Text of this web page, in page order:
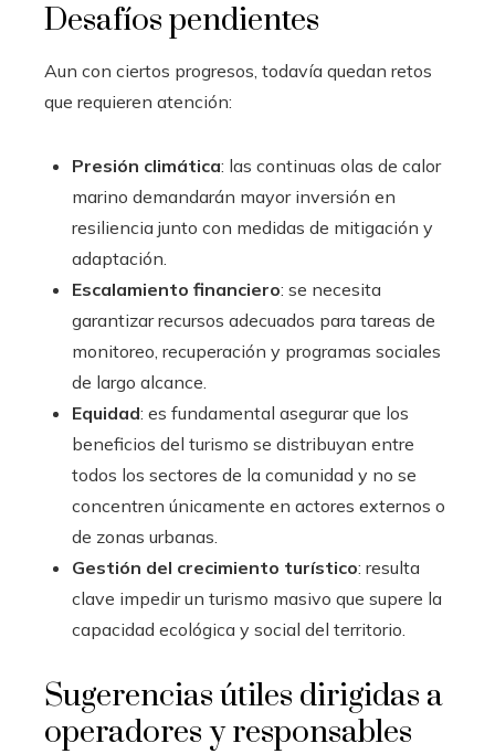
Desafíos pendientes
Aun con ciertos progresos, todavía quedan retos
que requieren atención:
Presión climática: las continuas olas de calor
marino demandarán mayor inversión en
resiliencia junto con medidas de mitigación y
adaptación.
Escalamiento financiero: se necesita
garantizar recursos adecuados para tareas de
monitoreo, recuperación y programas sociales
de largo alcance.
Equidad: es fundamental asegurar que los
beneficios del turismo se distribuyan entre
todos los sectores de la comunidad y no se
concentren únicamente en actores externos o
de zonas urbanas.
Gestión del crecimiento turístico: resulta
clave impedir un turismo masivo que supere la
capacidad ecológica y social del territorio.
Sugerencias útiles dirigidas a
operadores y responsables